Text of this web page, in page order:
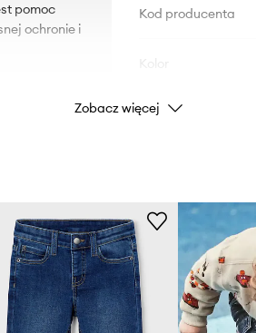
pomoc
ochronie i
Kod producenta
Marka
ID Produktu
Zobacz więcej